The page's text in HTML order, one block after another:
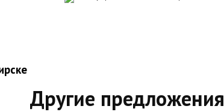
Другие предложения